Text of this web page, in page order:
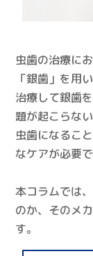
虫歯の治療に
「銀歯」を用
治療して銀歯
題が起こらな
虫歯になるこ
なケアが必要で
本コラムでは
のか、そのメ
す。